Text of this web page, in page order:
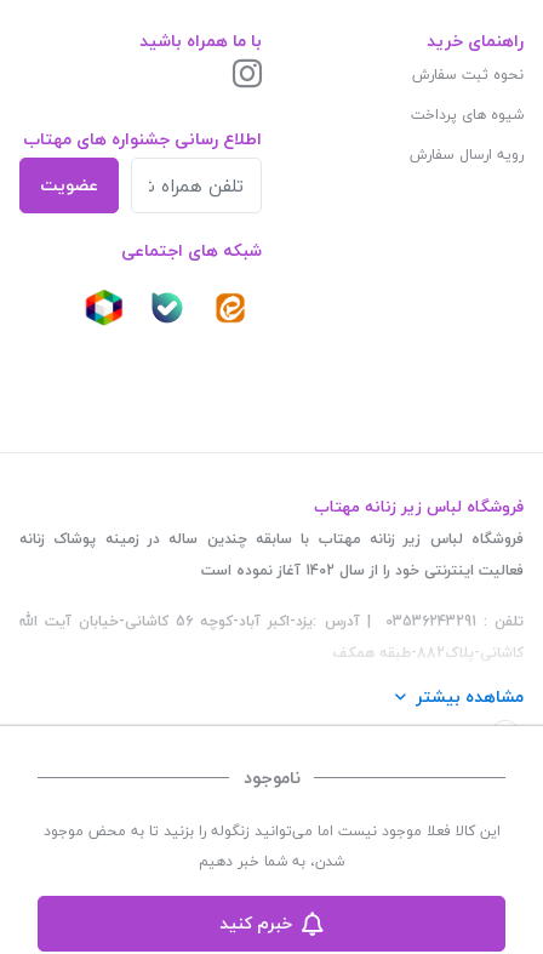
ناموجود
این کالا فعلا موجود نیست اما می‌توانید زنگوله را بزنید تا به محض موجود
شدن، به شما خبر دهیم
خبرم کنید
راهنمای خرید
نحوه ثبت سفارش
شیوه های پرداخت
رویه ارسال سفارش
با ما همراه باشید
اطلاع رسانی جشنواره های مهتاب
عضویت
شبکه های اجتماعی
فروشگاه لباس زیر زنانه مهتاب
فروشگاه لباس زیر زنانه مهتاب با سابقه چندین ساله در زمینه پوشاک زنانه
فعالیت اینترنتی خود را از سال 1402 آغاز نموده است
تلفن : 03536243291 | آدرس :یزد-اکبر آباد-کوچه 56 کاشانی-خیابان آیت الله
کاشانی-پلاک882-طبقه همکف
مشاهده بیشتر
تمامی حقوق این سایت متعلق بهفروشگاه لباس زیر زنانه مهتابمی باشد. | توسعه و کد
نویسی:سپکام سیستم طراحی و اجرا :شرکت دیجیتال مارکتینگ سپتا